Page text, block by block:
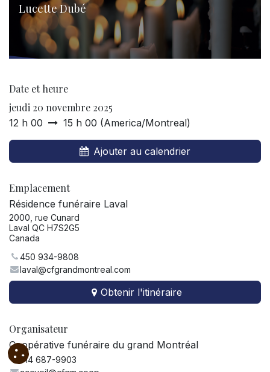
Lucette Dubé
Date et heure
jeudi 20 novembre 2025
12 h 00 15 h 00 (America/Montreal)
Ajouter au calendrier
Emplacement
Résidence funéraire Laval
2000, rue Cunard
Laval QC H7S2G5
Canada
450 934-9808
laval@cfgrandmontreal.com
Obtenir l'itinéraire
Organisateur
Coopérative funéraire du grand Montréal
514 687-9903